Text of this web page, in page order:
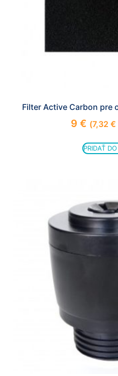
Filter Active Carbon pre
9 € (7,32 €
PRIDAŤ